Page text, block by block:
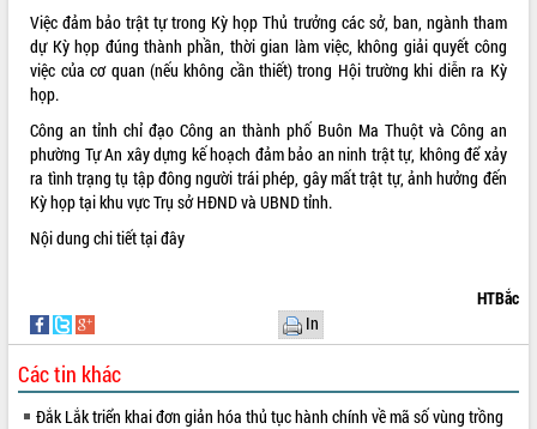
mặt Đoàn chuyên gia y tế TP. Hồ Chí
Minh
Lễ truy điệu và an táng hài cốt liệt sĩ
tại Nghĩa trang Liệt sĩ xã Sơn Hòa
Bàn giải pháp tháo gỡ khó khăn trong
xuất khẩu sầu riêng và triển khai quy
định EUDR
Thứ trưởng Bộ Nông nghiệp và Môi
trường Nguyễn Hoàng Hiệp khảo sát
Trình diễn nghệ thuật chế biến các
món ăn từ sầu riêng
Đắk Lắk công bố Quy hoạch và xúc
tiến đầu tư tỉnh
THỐNG KÊ TRUY CẬP
Hôm nay:
Tất cả: 66088238
Việc đảm bảo trật tự trong Kỳ họp Thủ trưởng các sở, ban, ngành tham
dự Kỳ họp đúng thành phần, thời gian làm việc, không giải quyết công
việc của cơ quan (nếu không cần thiết) trong Hội trường khi diễn ra Kỳ
họp.
Công an tỉnh chỉ đạo Công an thành phố Buôn Ma Thuột và Công an
phường Tự An xây dựng kế hoạch đảm bảo an ninh trật tự, không để xảy
ra tình trạng tụ tập đông người trái phép, gây mất trật tự, ảnh hưởng đến
Kỳ họp tại khu vực Trụ sở HĐND và UBND tỉnh.
Nội dung chi tiếttại đây
HTBắc
In
Các tin khác
Đắk Lắk triển khai đơn giản hóa thủ tục hành chính về mã số vùng trồng